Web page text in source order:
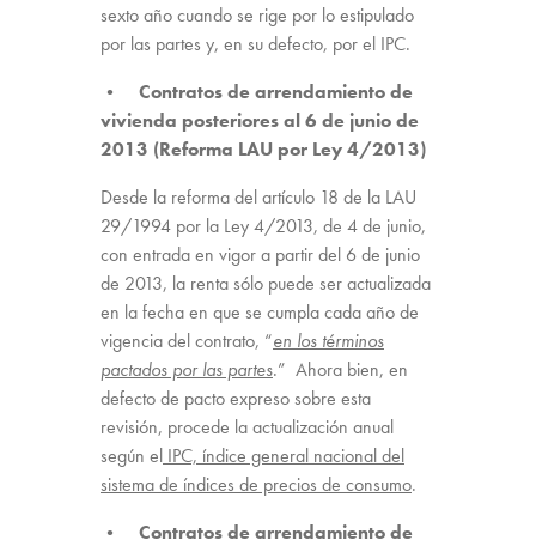
sexto año cuando se rige por lo estipulado
por las partes y, en su defecto, por el IPC.
• Contratos de arrendamiento de
vivienda posteriores al 6 de junio de
2013 (Reforma LAU por Ley 4/2013)
Desde la reforma del artículo 18 de la LAU
29/1994 por la Ley 4/2013, de 4 de junio,
con entrada en vigor a partir del 6 de junio
de 2013, la renta sólo puede ser actualizada
en la fecha en que se cumpla cada año de
vigencia del contrato, “en los términos
pactados por las partes.” Ahora bien, en
defecto de pacto expreso sobre esta
revisión, procede la actualización anual
según el IPC, índice general nacional del
sistema de índices de precios de consumo.
• Contratos de arrendamiento de